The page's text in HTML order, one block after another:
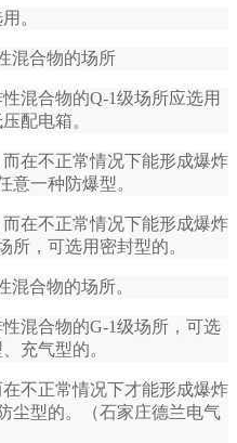
。
混合物的场所
混合物的Q-1级场所应选用
配电箱。
在不正常情况下能形成爆炸
意一种防爆型。
在不正常情况下能形成爆炸
所，可选用密封型的。
混合物的场所。
混合物的G-1级场所，可选
充气型的。
不正常情况下才能形成爆炸
尘型的。（石家庄德兰电气